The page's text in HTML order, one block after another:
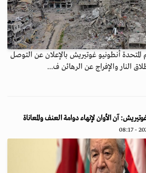
المتحدة أنطونيو غوتيريش بالإعلان عن التوصل
النار والإفراج عن الرهائن ف...
آن الأوان لإنهاء دوامة العنف والمعاناة